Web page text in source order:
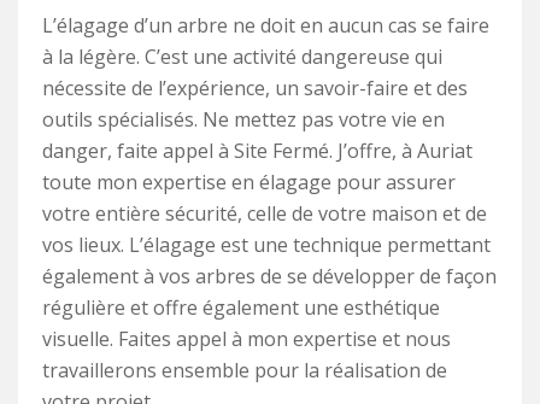
L’élagage d’un arbre ne doit en aucun cas se faire
à la légère. C’est une activité dangereuse qui
nécessite de l’expérience, un savoir-faire et des
outils spécialisés. Ne mettez pas votre vie en
danger, faite appel à Site Fermé. J’offre, à Auriat
toute mon expertise en élagage pour assurer
votre entière sécurité, celle de votre maison et de
vos lieux. L’élagage est une technique permettant
également à vos arbres de se développer de façon
régulière et offre également une esthétique
visuelle. Faites appel à mon expertise et nous
travaillerons ensemble pour la réalisation de